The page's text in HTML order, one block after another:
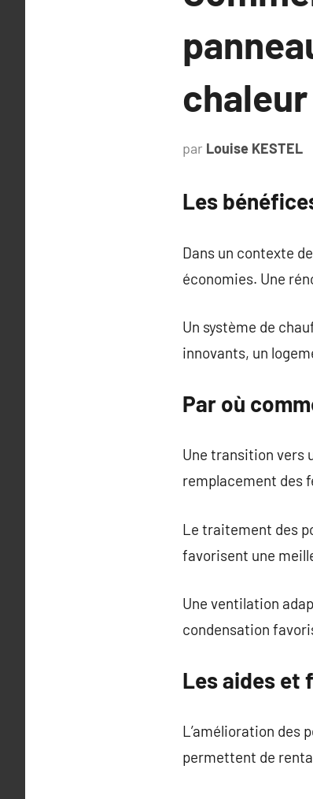
par Louise KESTEL
Les
Dans un contexte
économies. Une
Un système de
innovants, un
Par où
Une transition vers
remplacement des
Le traitement des
favorisent une
Une ventilation
condensation
Les aides et
L’amélioration des
permettent de